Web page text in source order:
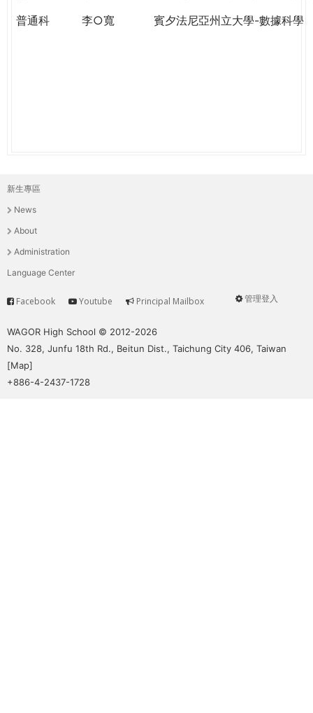
THE普通科
李○寬 賓夕法尼亞州立大學-數據科學
主
選
單
新生專區
News
About
Administration
Language Center
User
管理登入
Service
Facebook Youtube Principal Mailbox
WAGOR High School © 2012-2026
No. 328, Junfu 18th Rd., Beitun Dist., Taichung City 406, Taiwan
[Map]
+886-4-2437-1728